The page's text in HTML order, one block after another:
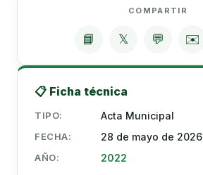
COMPARTIR
📘 𝕏 💬 ✉️
📋 Ficha técnica
TIPO: Acta Municipal
FECHA: 28 de mayo de 2026
AÑO: 2022